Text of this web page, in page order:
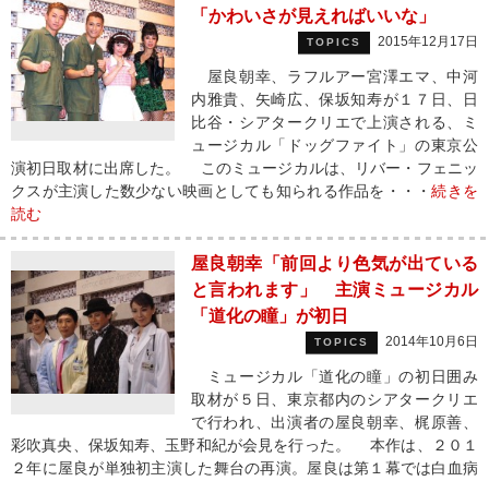
「かわいさが見えればいいな」
TOPICS 2015年12月17日
屋良朝幸、ラフルアー宮澤エマ、中河
内雅貴、矢崎広、保坂知寿が１７日、日
比谷・シアタークリエで上演される、ミ
ュージカル「ドッグファイト」の東京公
演初日取材に出席した。 このミュージカルは、リバー・フェニッ
クスが主演した数少ない映画としても知られる作品を・・・続きを
読む
屋良朝幸「前回より色気が出ている
と言われます」 主演ミュージカル
「道化の瞳」が初日
TOPICS 2014年10月6日
ミュージカル「道化の瞳」の初日囲み
取材が５日、東京都内のシアタークリエ
で行われ、出演者の屋良朝幸、梶原善、
彩吹真央、保坂知寿、玉野和紀が会見を行った。 本作は、２０１
２年に屋良が単独初主演した舞台の再演。屋良は第１幕では白血病